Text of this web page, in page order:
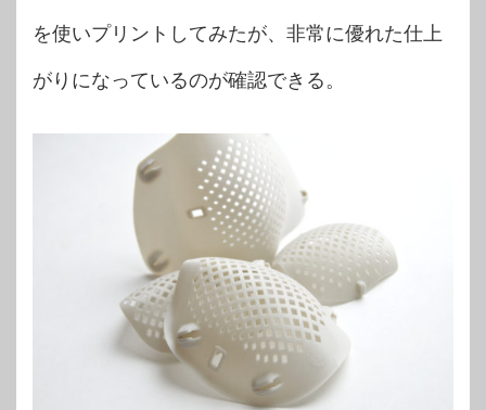
を使いプリントしてみたが、非常に優れた仕上
がりになっているのが確認できる。